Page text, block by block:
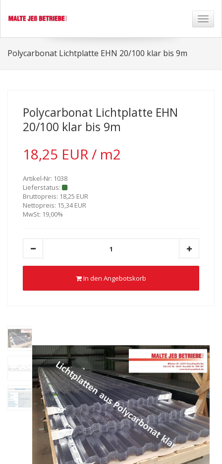
Toggle
Polycarbonat Lichtplatte EHN 20/100 klar bis 9m
Polycarbonat Lichtplatte EHN
20/100 klar bis 9m
18,25 EUR / m2
Artikel-Nr: 1038
Lieferstatus:
Bruttopreis: 18,25 EUR
Nettopreis: 15,34 EUR
MwSt: 19,00%
In den Angebotskorb